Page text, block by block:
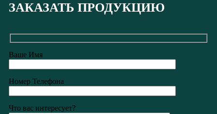
ЗАКАЗАТЬ ПРОДУКЦИЮ
Ваше Имя
Номер Телефона
Что вас интересует?